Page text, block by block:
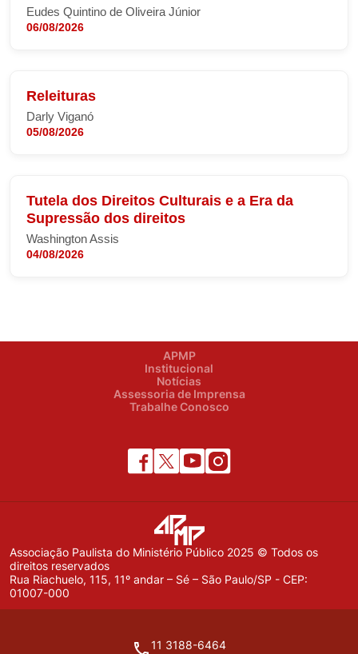
Eudes Quintino de Oliveira Júnior
06/08/2026
Releituras
Darly Viganó
05/08/2026
Tutela dos Direitos Culturais e a Era da
Supressão dos direitos
Washington Assis
04/08/2026
APMP
Institucional
Notícias
Assessoria de Imprensa
Trabalhe Conosco
Associação Paulista do Ministério Público 2025 © Todos os
direitos reservados
Rua Riachuelo, 115, 11º andar – Sé – São Paulo/SP - CEP:
01007-000
11 3188-6464